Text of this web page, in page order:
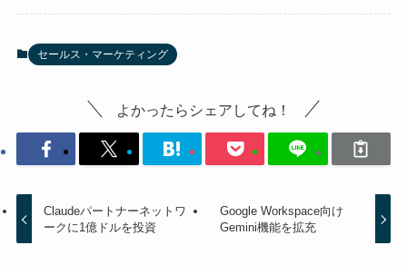
セールス・マーケティング
よかったらシェアしてね！
Claudeパートナーネットワ
ークに1億ドルを投資
Google Workspace向け
Gemini機能を拡充